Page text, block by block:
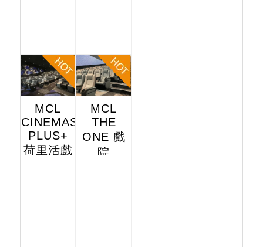
MCL
CINEMAS
PLUS+
荷里活戲
MCL
THE
ONE 戲
院